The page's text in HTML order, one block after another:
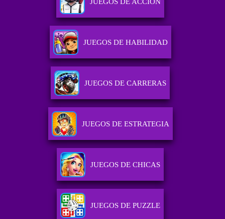
JUEGOS DE ACCIÓN
JUEGOS DE HABILIDAD
JUEGOS DE CARRERAS
JUEGOS DE ESTRATEGIA
JUEGOS DE CHICAS
JUEGOS DE PUZZLE